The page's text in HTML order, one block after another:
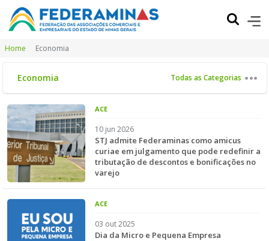
Home Economia
Economia Todas as Categorias
ACE
10 jun 2026
STJ admite Federaminas como amicus
curiae em julgamento que pode redefinir a
tributação de descontos e bonificações no
varejo
ACE
03 out 2025
Dia da Micro e Pequena Empresa